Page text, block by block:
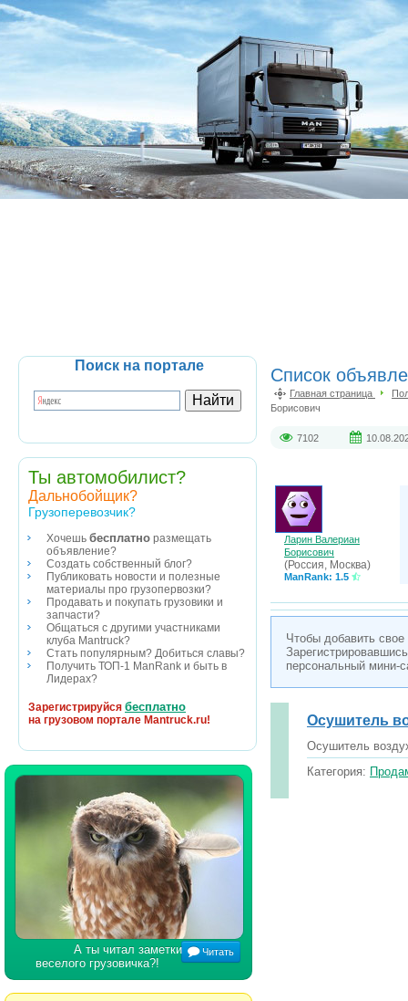
Поиск на портале
Ты автомобилист?
Дальнобойщик?
Грузоперевозчик?
Хочешь бесплатно размещать
объявление?
Создать собственный блог?
Публиковать новости и полезные
материалы про грузопервозки?
Продавать и покупать грузовики и
запчасти?
Общаться с другими участниками
клуба Mantruck?
Стать популярным? Добиться славы?
Получить ТОП-1 ManRank и быть в
Лидерах?
Зарегистрируйся бесплатно
на грузовом портале Mantruck.ru!
А ты читал заметки
веселого грузовичка?!
Читать
Список
Главная страница
Борисович
7102
Ларин Валериан
Борисович
(Россия, Москва)
ManRank: 1.5
Чтобы добавить
персональный мини-
Осушитель
Осушитель
Категория: